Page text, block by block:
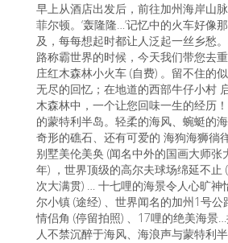
早上从酒店出发后，前往加州海岸山
菲尔顿。‘轰隆隆…’记忆中的火车好像
及，每每想起时都让人泛起一丝乡愁
路称霸世界的时候，今天我们带您去
庄红木森林小火车 (自费) 。留不住的
无尽的回忆；在地道的西部牛仔小村
木森林中，一个让您回味一生的经历
的蒙特利半岛。轻柔的海风、蜿蜓的海
奇形的礁石、还有可爱的 海狗海狮徜
别墅美伦美奂 (闻名中外的国画大师张
年) ，世界顶级的高尔夫球场绵延不止
次大满贯) … 十七哩的海景令人心旷神
尔小镇 (途经) 、世界闻名的加州1号公
情侣角 (停留拍照) 、17哩的绝美海景
人不禁沉醉于海风、海浪声与蒙特利